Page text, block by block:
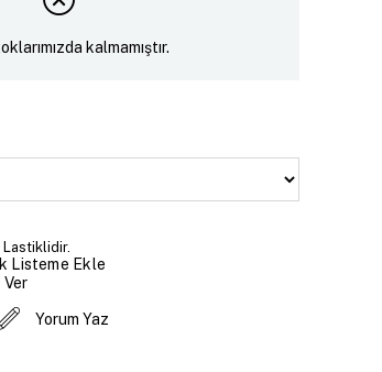
kalmamıştır.
Lastiklidir.
Listeme Ekle
Yorum Yaz